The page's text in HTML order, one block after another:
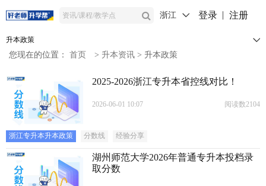
浙江 登录 注册
升本政策
您现在的位置： 首页 > 升本资讯 > 升本政策
2025-2026浙江专升本省控线对比！
2026-06-01 10:07 阅读数2104
浙江专升本升本政策 分数线 经验分享
湖州师范大学2026年普通专升本投档录
取分数